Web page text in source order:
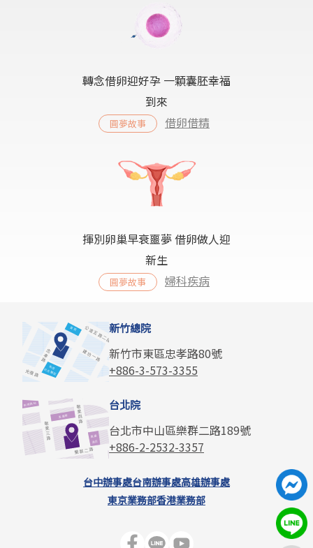
轉念借卵迎好孕 一顆囊胚幸福
到來
圓夢故事 借卵借精
揮別卵巢早衰噩夢 借卵做人迎
新生
圓夢故事 婦科疾病
新竹總院
新竹市東區忠孝路80號
+886-3-573-3355
台北院
台北市中山區樂群二路189號
+886-2-2532-3357
台中辦事處台南辦事處高雄辦事處
東京業務部香港業務部